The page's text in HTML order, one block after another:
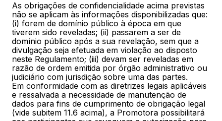
As obrigações de confidencialidade acima previstas
não se aplicam às informações disponibilizadas que:
(i) forem de domínio público à época em que
tiverem sido reveladas; (ii) passarem a ser de
domínio público após a sua revelação, sem que a
divulgação seja efetuada em violação ao disposto
neste Regulamento; (iii) devam ser reveladas em
razão de ordem emitida por órgão administrativo ou
judiciário com jurisdição sobre uma das partes.
Em conformidade com as diretrizes legais aplicáveis
e ressalvada a necessidade de manutenção de
dados para fins de cumprimento de obrigação legal
(vide subitem 11.6 acima), a Promotora possibilitará